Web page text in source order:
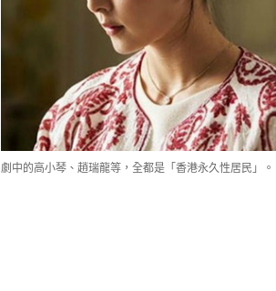
劇中的高小琴、趙瑞龍等，全都是「香港永久性居民」。